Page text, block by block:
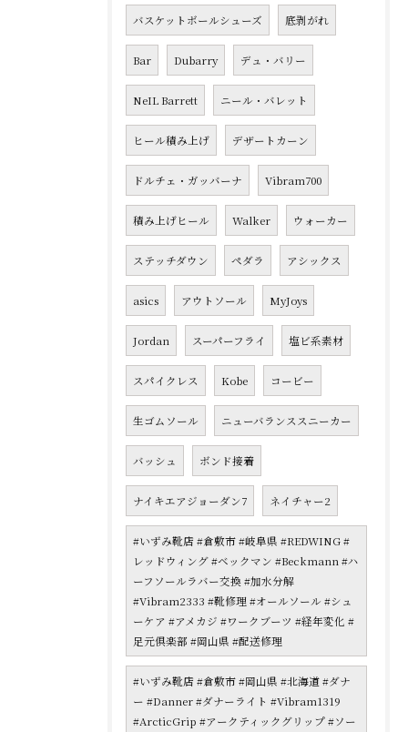
バスケットボールシューズ 底剥がれ
Bar Dubarry デュ・バリー
NeIL Barrett ニール・バレット
ヒール積み上げ デザートカーン
ドルチェ・ガッバーナ Vibram700
積み上げヒール Walker ウォーカー
ステッチダウン ペダラ アシックス
asics アウトソール MyJoys
Jordan スーパーフライ 塩ビ系素材
スパイクレス Kobe コービー
生ゴムソール ニューバランススニーカー
バッシュ ボンド接着
ナイキエアジョーダン7 ネイチャー2
#いずみ靴店 #倉敷市 #岐阜県 #REDWING #
レッドウィング #ベックマン #Beckmann #ハ
ーフソールラバー交換 #加水分解
#Vibram2333 #靴修理 #オールソール #シュ
ーケア #アメカジ #ワークブーツ #経年変化 #
足元倶楽部 #岡山県 #配送修理
#いずみ靴店 #倉敷市 #岡山県 #北海道 #ダナ
ー #Danner #ダナーライト #Vibram1319
#ArcticGrip #アークティックグリップ #ソー